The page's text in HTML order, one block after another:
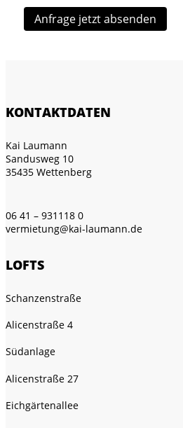
KONTAKTDATEN
Kai Laumann
Sandusweg 10
35435 Wettenberg
06 41 – 931118 0
vermietung@kai-laumann.de
LOFTS
Schanzenstraße
Alicenstraße 4
Südanlage
Alicenstraße 27
Eichgärtenallee